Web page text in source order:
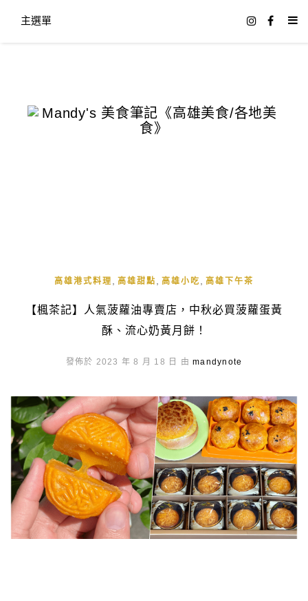
主選單
高雄港式料理 高雄甜點 高雄小吃 高雄下午茶
【楓茶記】人氣菠蘿油專賣店，中秋必買菠蘿蛋黃
酥、流心奶黃月餅！
發佈於 2023 年 8 月 18 日 由mandynote